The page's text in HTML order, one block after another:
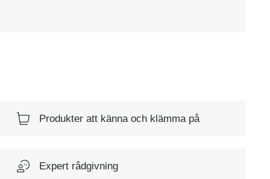
Produkter att känna och klämma på
Expert rådgivning